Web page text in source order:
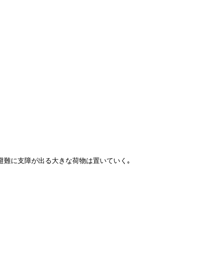
難に支障が出る大きな荷物は置いていく｡